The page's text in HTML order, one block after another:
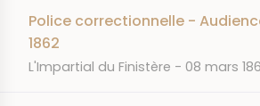
Police correctionnelle -
1862
JOURNAL
L'Impartial du Finistère DATE
08 mars